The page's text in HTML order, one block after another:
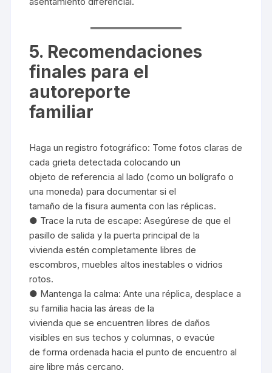
5. Recomendaciones
finales para el
autoreporte
familiar
Haga un registro fotográfico: Tome fotos claras de
cada grieta detectada colocando un
objeto de referencia al lado (como un bolígrafo o
una moneda) para documentar si el
tamaño de la fisura aumenta con las réplicas.
● Trace la ruta de escape: Asegúrese de que el
pasillo de salida y la puerta principal de la
vivienda estén completamente libres de
escombros, muebles altos inestables o vidrios
rotos.
● Mantenga la calma: Ante una réplica, desplace a
su familia hacia las áreas de la
vivienda que se encuentren libres de daños
visibles en sus techos y columnas, o evacúe
de forma ordenada hacia el punto de encuentro al
aire libre más cercano.